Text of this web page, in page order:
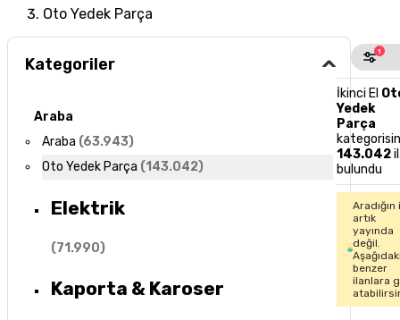
Oto Yedek Parça
Kategoriler
Araba
Araba (63.943)
Oto Yedek Parça (143.042)
Elektrik
(71.990)
Kaporta & Karoser
1
İkinci El
Yedek
Parça
143.042
bulundu
Aradığın
artık
yayında
değil.
benzer
ilanlara